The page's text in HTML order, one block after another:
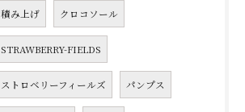
積み上げ クロコソール
STRAWBERRY-FIELDS
ストロベリーフィールズ パンプス